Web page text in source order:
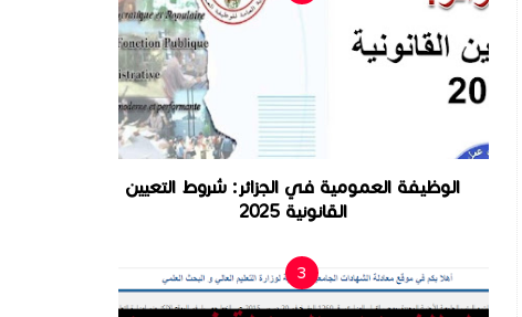
الوظيفة العمومية في الجزائر: شروط التعيين
القانونية 2025